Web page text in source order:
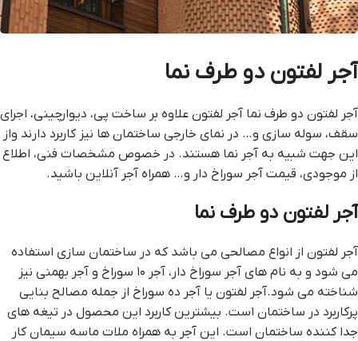
آجر لفتون دو طرف نما
آجر لفتون دو طرف نما آجر لفتون علاوه بر ساخت پی، دیوارچینی، اجرای
سقف، سوله سازی و… در نمای خارجی ساختمان ها نیز کاربرد دارند واز
این جهت شبیه به آجر نما هستند. در خصوص مشخصات فنی، اطلاع
از موجودی، قیمت آجر سوراخ دار و… همراه آجر آنلاین باشید.
آجر لفتون دو طرف نما
آجر لفتون از انواع مصالحی می باشد که در ساختمان سازی استفاده
می شود و به نام های آجر سوراخ‌ دار، آجر ۱۰ سوراخ و آجر بهمنی نیز
شناخته می شود.آجر لفتون یا آجر ده سوراخ از جمله مصالح بنایی
پرکاربرد در ساختمان است. بیشترین کاربرد این محصول در تیغه های
جدا کننده ساختمان است. این آجر به همراه ملات ماسه سیمان کار